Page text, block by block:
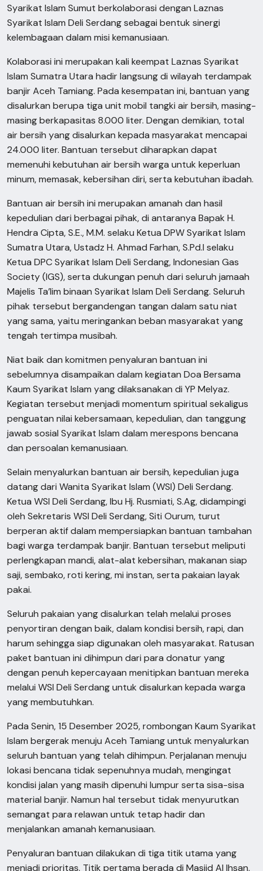
Syarikat Islam Sumut berkolaborasi dengan Laznas
Syarikat Islam Deli Serdang sebagai bentuk sinergi
kelembagaan dalam misi kemanusiaan.
Kolaborasi ini merupakan kali keempat Laznas Syarikat
Islam Sumatra Utara hadir langsung di wilayah terdampak
banjir Aceh Tamiang. Pada kesempatan ini, bantuan yang
disalurkan berupa tiga unit mobil tangki air bersih, masing-
masing berkapasitas 8.000 liter. Dengan demikian, total
air bersih yang disalurkan kepada masyarakat mencapai
24.000 liter. Bantuan tersebut diharapkan dapat
memenuhi kebutuhan air bersih warga untuk keperluan
minum, memasak, kebersihan diri, serta kebutuhan ibadah.
Bantuan air bersih ini merupakan amanah dan hasil
kepedulian dari berbagai pihak, di antaranya Bapak H.
Hendra Cipta, S.E., M.M. selaku Ketua DPW Syarikat Islam
Sumatra Utara, Ustadz H. Ahmad Farhan, S.Pd.I selaku
Ketua DPC Syarikat Islam Deli Serdang, Indonesian Gas
Society (IGS), serta dukungan penuh dari seluruh jamaah
Majelis Ta’lim binaan Syarikat Islam Deli Serdang. Seluruh
pihak tersebut bergandengan tangan dalam satu niat
yang sama, yaitu meringankan beban masyarakat yang
tengah tertimpa musibah.
Niat baik dan komitmen penyaluran bantuan ini
sebelumnya disampaikan dalam kegiatan Doa Bersama
Kaum Syarikat Islam yang dilaksanakan di YP Melyaz.
Kegiatan tersebut menjadi momentum spiritual sekaligus
penguatan nilai kebersamaan, kepedulian, dan tanggung
jawab sosial Syarikat Islam dalam merespons bencana
dan persoalan kemanusiaan.
Selain menyalurkan bantuan air bersih, kepedulian juga
datang dari Wanita Syarikat Islam (WSI) Deli Serdang.
Ketua WSI Deli Serdang, Ibu Hj. Rusmiati, S.Ag, didampingi
oleh Sekretaris WSI Deli Serdang, Siti Ourum, turut
berperan aktif dalam mempersiapkan bantuan tambahan
bagi warga terdampak banjir. Bantuan tersebut meliputi
perlengkapan mandi, alat-alat kebersihan, makanan siap
saji, sembako, roti kering, mi instan, serta pakaian layak
pakai.
Seluruh pakaian yang disalurkan telah melalui proses
penyortiran dengan baik, dalam kondisi bersih, rapi, dan
harum sehingga siap digunakan oleh masyarakat. Ratusan
paket bantuan ini dihimpun dari para donatur yang
dengan penuh kepercayaan menitipkan bantuan mereka
melalui WSI Deli Serdang untuk disalurkan kepada warga
yang membutuhkan.
Pada Senin, 15 Desember 2025, rombongan Kaum Syarikat
Islam bergerak menuju Aceh Tamiang untuk menyalurkan
seluruh bantuan yang telah dihimpun. Perjalanan menuju
lokasi bencana tidak sepenuhnya mudah, mengingat
kondisi jalan yang masih dipenuhi lumpur serta sisa-sisa
material banjir. Namun hal tersebut tidak menyurutkan
semangat para relawan untuk tetap hadir dan
menjalankan amanah kemanusiaan.
Penyaluran bantuan dilakukan di tiga titik utama yang
menjadi prioritas. Titik pertama berada di Masjid Al Ihsan,